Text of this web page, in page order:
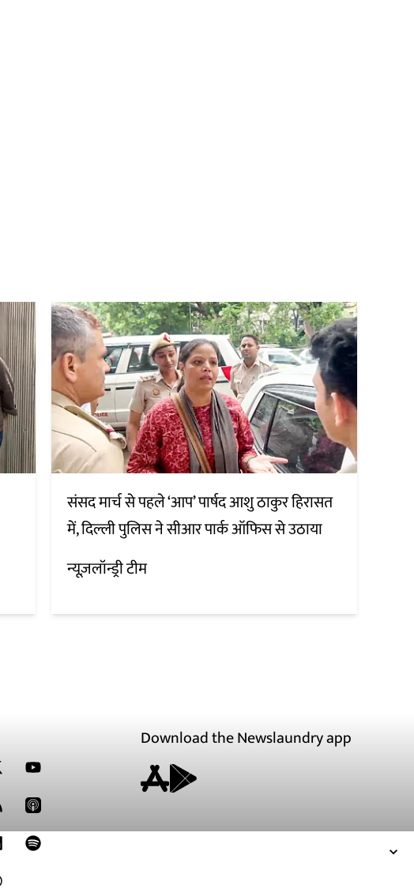
संसद मार्च से पहले ‘आप’ पार्षद आशु ठाकुर हिरासत
में, दिल्ली पुलिस ने सीआर पार्क ऑफिस से उठाया
न्यूज़लॉन्ड्री टीम
Download the Newslaundry app